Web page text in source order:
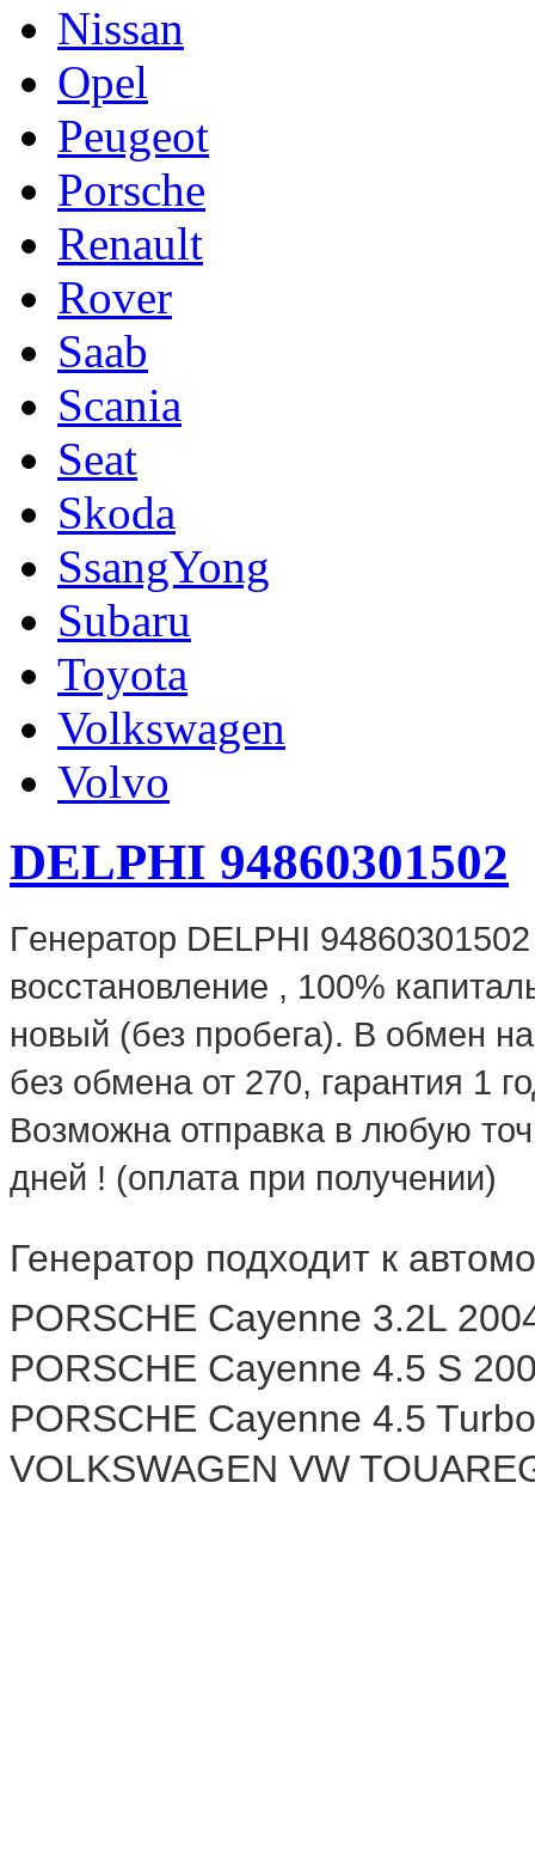
Nissan
Opel
Peugeot
Porsche
Renault
Rover
Saab
Scania
Seat
Skoda
SsangYong
Subaru
Toyota
Volkswagen
Volvo
DELPHI 94860301502
Генератор DELPHI
восстановление , 100%
новый (без пробега). В обмен
без обмена от 270, гарантия 1
Возможна отправка в любую
дней ! (оплата при получении)
Генератор подходит к
PORSCHE Cayenne 3.2L
PORSCHE Cayenne 4.5 S
PORSCHE Cayenne 4.5
VOLKSWAGEN VW